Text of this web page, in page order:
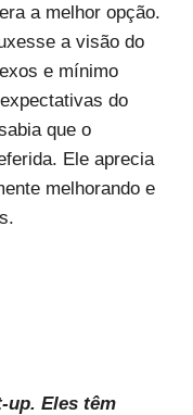
a melhor opção.
a visão do
e mínimo
do
que o
Ele aprecia
melhorando e
up. Eles têm